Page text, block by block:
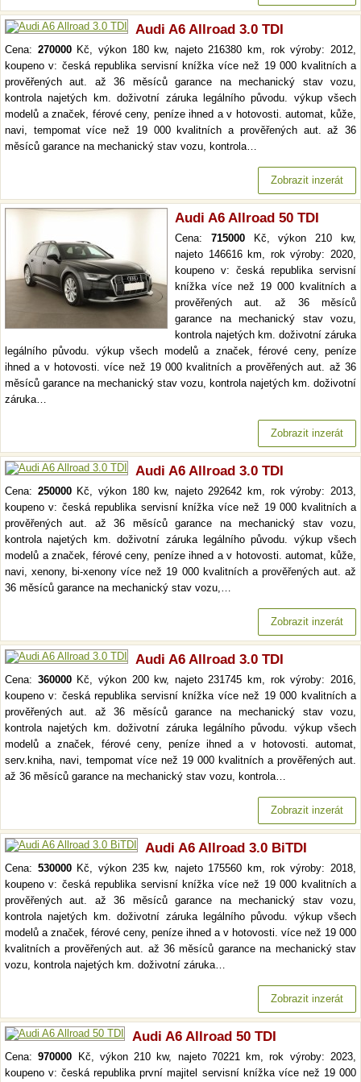
Audi A6 Allroad 3.0 TDI
Cena: 270000Kč, výkon 180 kw, najeto 216380 km, rok výroby: 2012,
koupeno v: česká republika servisní knížka více než 19 000 kvalitních a
prověřených aut. až 36 měsíců garance na mechanický stav vozu,
kontrola najetých km. doživotní záruka legálního původu. výkup všech
modelů a značek, férové ceny, peníze ihned a v hotovosti. automat, kůže,
navi, tempomat více než 19 000 kvalitních a prověřených aut. až 36
měsíců garance na mechanický stav vozu, kontrola…
Zobrazit inzerát
Audi A6 Allroad 50 TDI
Cena: 715000Kč, výkon 210 kw,
najeto 146616 km, rok výroby: 2020,
koupeno v: česká republika servisní
knížka více než 19 000 kvalitních a
prověřených aut. až 36 měsíců
garance na mechanický stav vozu,
kontrola najetých km. doživotní záruka
legálního původu. výkup všech modelů a značek, férové ceny, peníze
ihned a v hotovosti. více než 19 000 kvalitních a prověřených aut. až 36
měsíců garance na mechanický stav vozu, kontrola najetých km. doživotní
záruka…
Zobrazit inzerát
Audi A6 Allroad 3.0 TDI
Cena: 250000Kč, výkon 180 kw, najeto 292642 km, rok výroby: 2013,
koupeno v: česká republika servisní knížka více než 19 000 kvalitních a
prověřených aut. až 36 měsíců garance na mechanický stav vozu,
kontrola najetých km. doživotní záruka legálního původu. výkup všech
modelů a značek, férové ceny, peníze ihned a v hotovosti. automat, kůže,
navi, xenony, bi-xenony více než 19 000 kvalitních a prověřených aut. až
36 měsíců garance na mechanický stav vozu,…
Zobrazit inzerát
Audi A6 Allroad 3.0 TDI
Cena: 360000Kč, výkon 200 kw, najeto 231745 km, rok výroby: 2016,
koupeno v: česká republika servisní knížka více než 19 000 kvalitních a
prověřených aut. až 36 měsíců garance na mechanický stav vozu,
kontrola najetých km. doživotní záruka legálního původu. výkup všech
modelů a značek, férové ceny, peníze ihned a v hotovosti. automat,
serv.kniha, navi, tempomat více než 19 000 kvalitních a prověřených aut.
až 36 měsíců garance na mechanický stav vozu, kontrola…
Zobrazit inzerát
Audi A6 Allroad 3.0 BiTDI
Cena: 530000Kč, výkon 235 kw, najeto 175560 km, rok výroby: 2018,
koupeno v: česká republika servisní knížka více než 19 000 kvalitních a
prověřených aut. až 36 měsíců garance na mechanický stav vozu,
kontrola najetých km. doživotní záruka legálního původu. výkup všech
modelů a značek, férové ceny, peníze ihned a v hotovosti. více než 19 000
kvalitních a prověřených aut. až 36 měsíců garance na mechanický stav
vozu, kontrola najetých km. doživotní záruka…
Zobrazit inzerát
Audi A6 Allroad 50 TDI
Cena:970000 Kč, výkon 210 kw, najeto 70221 km, rok výroby: 2023,
koupeno v: česká republika první majitel servisní knížka více než 19 000